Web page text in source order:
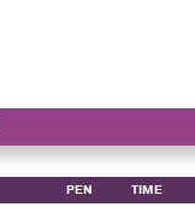
PEN TIME